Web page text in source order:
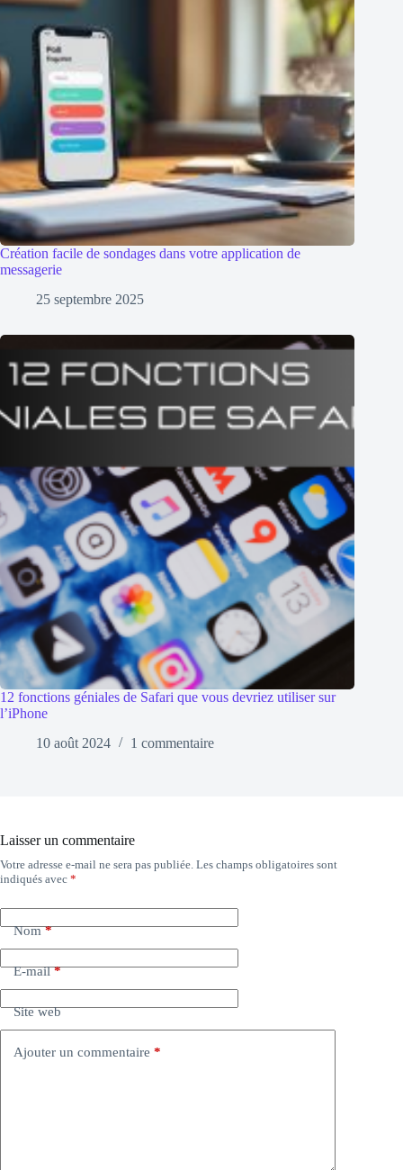
Création facile de sondages dans votre application de
messagerie
25 septembre 2025
12 fonctions géniales de Safari que vous devriez utiliser sur
l’iPhone
10 août 2024
1 commentaire
Laisser un commentaire
Votre adresse e-mail ne sera pas publiée. Les champs obligatoires sont
indiqués avec *
Nom*
E-mail*
Site web
Ajouter un commentaire *